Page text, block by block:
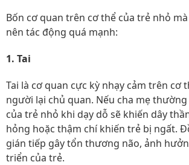
Bốn cơ quan trên cơ thể của trẻ nhỏ
nên tác động quá mạnh:
1. Tai
Tai là cơ quan cực kỳ nhạy cảm trên cơ
người lại chủ quan. Nếu cha mẹ
của trẻ nhỏ khi dạy dỗ sẽ khiến dây
hỏng hoặc thậm chí khiến trẻ bị ngất.
gián tiếp gây tổn thương não, ảnh
triển của trẻ.